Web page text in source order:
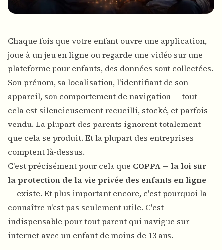
Chaque fois que votre enfant ouvre une application,
joue à un jeu en ligne ou regarde une vidéo sur une
plateforme pour enfants, des données sont collectées.
Son prénom, sa localisation, l'identifiant de son
appareil, son comportement de navigation — tout
cela est silencieusement recueilli, stocké, et parfois
vendu. La plupart des parents ignorent totalement
que cela se produit. Et la plupart des entreprises
comptent là-dessus.
C'est précisément pour cela que COPPA — la loi sur
la protection de la vie privée des enfants en ligne
— existe. Et plus important encore, c'est pourquoi la
connaître n'est pas seulement utile. C'est
indispensable pour tout parent qui navigue sur
internet avec un enfant de moins de 13 ans.